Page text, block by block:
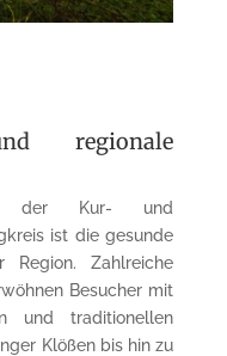
regionale
der Kur- und
ist die gesunde
Region. Zahlreiche
Besucher mit
und traditionellen
Klößen bis hin zu